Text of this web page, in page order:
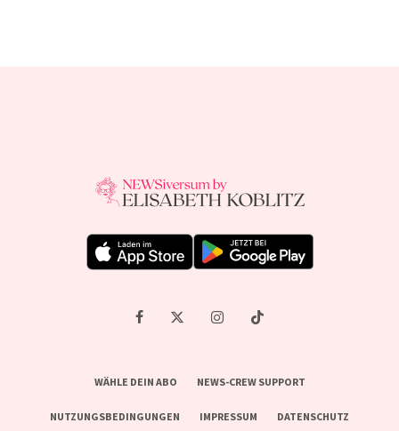
WÄHLE DEIN ABO NEWS-CREW SUPPORT
NUTZUNGSBEDINGUNGEN IMPRESSUM DATENSCHUTZ